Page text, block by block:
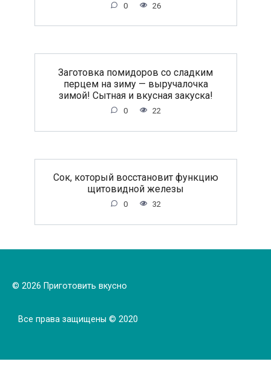
0 26
Заготовка помидоров со сладким
перцем на зиму — выручалочка
зимой! Сытная и вкусная закуска!
0 22
Сок, который восстановит функцию
щитовидной железы
0 32
© 2026 Приготовить вкусно
Все права защищены © 2020